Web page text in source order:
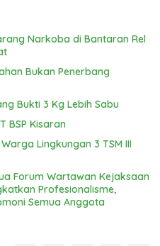
Narkoba di Bantaran Rel
Bukan Penerbang
Bukti 3 Kg Lebih Sabu
BSP Kisaran
Lingkungan 3 TSM III
Forum Wartawan Kejaksaan
Profesionalisme,
Semua Anggota